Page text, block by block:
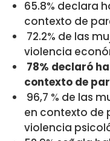
65.8% declara
contexto de
72.2% de las
violencia
78% declaró
contexto de
96,7 % de las
en contexto de
violencia